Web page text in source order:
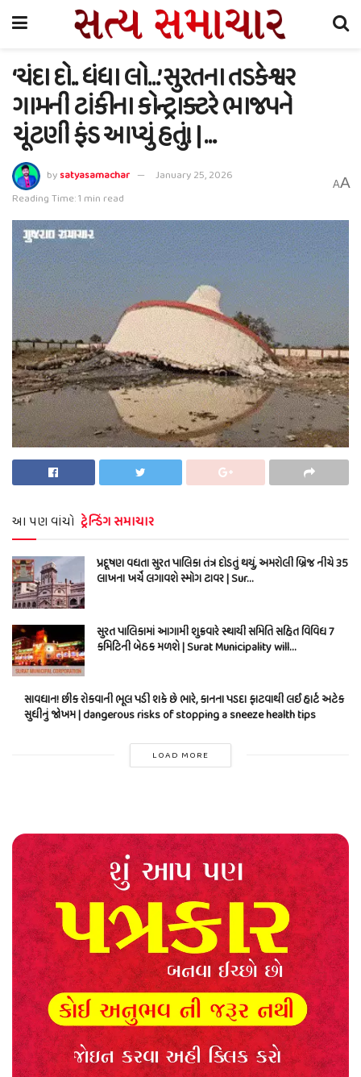
‘ચંદા દો.. ધંધા લો…’ સુરતના તડકેશ્વર
ગામની ટાંકીના કોન્ટ્રાક્ટરે ભાજપને
ચૂંટણી ફંડ આપ્યું હતું! | …
bysatyasamachar
January 25, 2026
Reading Time: 1 min read
AA
આ પણ વાંચો ટ્રેન્ડિંગ સમાચાર
પ્રદૂષણ વધતા સુરત પાલિકા તંત્ર દોડતું થયું, અમરોલી બ્રિજ નીચે 35
લાખના ખર્ચે લગાવશે સ્મોગ ટાવર | Sur…
સુરત પાલિકામાં આગામી શુક્રવારે સ્થાયી સમિતિ સહિત વિવિધ 7
કમિટિની બેઠક મળશે | Surat Municipality will…
સાવધાન! છીંક રોકવાની ભૂલ પડી શકે છે ભારે, કાનના પડદા ફાટવાથી લઈ હાર્ટ અટેક
સુધીનું જોખમ | dangerous risks of stopping a sneeze health tips
LOAD MORE